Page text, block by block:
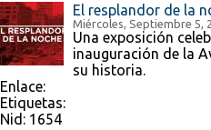
El resplandor de la
Miércoles, Septiembre 5,
Una exposición
inauguración de la
su historia.
Enlace:
Etiquetas:
Nid: 1654